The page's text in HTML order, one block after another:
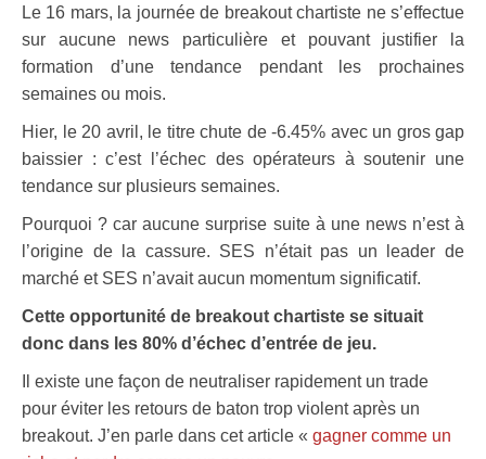
Le 16 mars, la journée de breakout chartiste ne s’effectue
sur aucune news particulière et pouvant justifier la
formation d’une tendance pendant les prochaines
semaines ou mois.
Hier, le 20 avril, le titre chute de -6.45% avec un gros gap
baissier : c’est l’échec des opérateurs à soutenir une
tendance sur plusieurs semaines.
Pourquoi ? car aucune surprise suite à une news n’est à
l’origine de la cassure. SES n’était pas un leader de
marché et SES n’avait aucun momentum significatif.
Cette opportunité de breakout chartiste se situait
donc dans les 80% d’échec d’entrée de jeu.
Il existe une façon de neutraliser rapidement un trade
pour éviter les retours de baton trop violent après un
breakout. J’en parle dans cet article « gagner comme un